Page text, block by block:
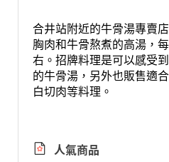
合井站附近的牛骨湯專賣
胸肉和牛骨熬煮的高湯，
右。招牌料理是可以感受
的牛骨湯，另外也販售適
白切肉等料理。
人氣商品